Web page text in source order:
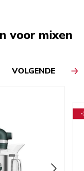
voor mixen
VOLGENDE
-